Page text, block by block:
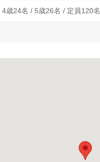
歳24名 / 5歳26名 / 定員120名